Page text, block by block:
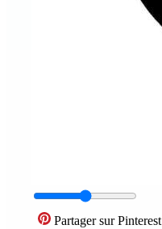
Partager sur Pinterest